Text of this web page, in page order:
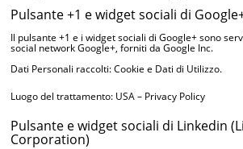
Pulsante +1 e widget sociali di
Il pulsante +1 e i widget sociali di Google+ sono
social network Google+, forniti da Google Inc.
Dati Personali raccolti: Cookie e Dati di Utilizzo.
Luogo del trattamento: USA – Privacy Policy
Pulsante e widget sociali di Linkedin
Corporation)